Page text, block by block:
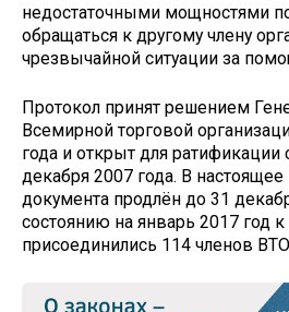
недостаточными мощностями
обращаться к другому члену
чрезвычайной ситуации за
Протокол принят решением
Всемирной торговой
года и открыт для ратификации
декабря 2007 года. В
документа продлён до 31
состоянию на январь 2017 год
присоединились 114 членов